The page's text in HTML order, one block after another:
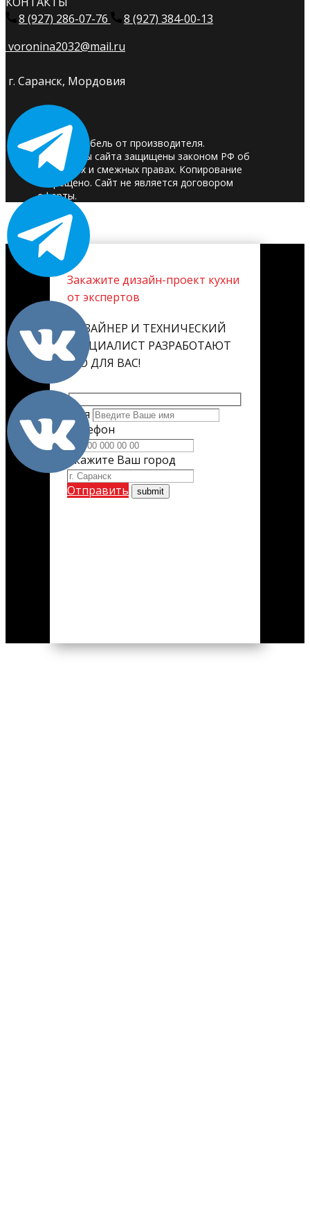
8 (927) 286-07-76
8 (927) 384-00-13
voronina2032@mail.ru
г. Саранск, Мордовия
© 2025. Мебель от производителя.
Материалы сайта защищены законом РФ об
авторских и смежных правах. Копирование
запрещено. Сайт не является договором
оферты.
Закажите дизайн-проект кухни
от экспертов
ДИЗАЙНЕР И ТЕХНИЧЕСКИЙ
СПЕЦИАЛИСТ РАЗРАБОТАЮТ
ЕГО ДЛЯ ВАС!
Имя
Телефон
Укажите Ваш город
Отправить